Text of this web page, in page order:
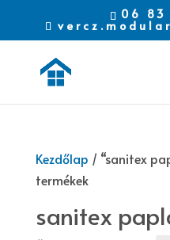
06 83
Kezdőlap / “sanitex
termékek
sanitex